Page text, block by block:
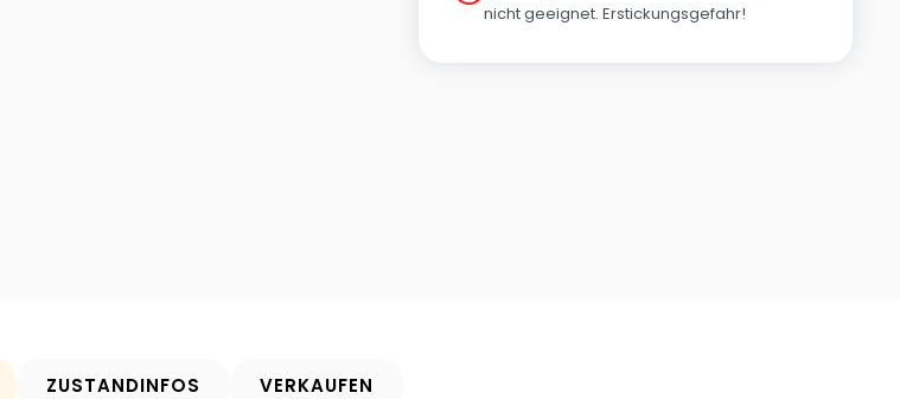
nicht geeignet. Erstickungsgefahr!
ZUSTANDINFOS VERKAUFEN